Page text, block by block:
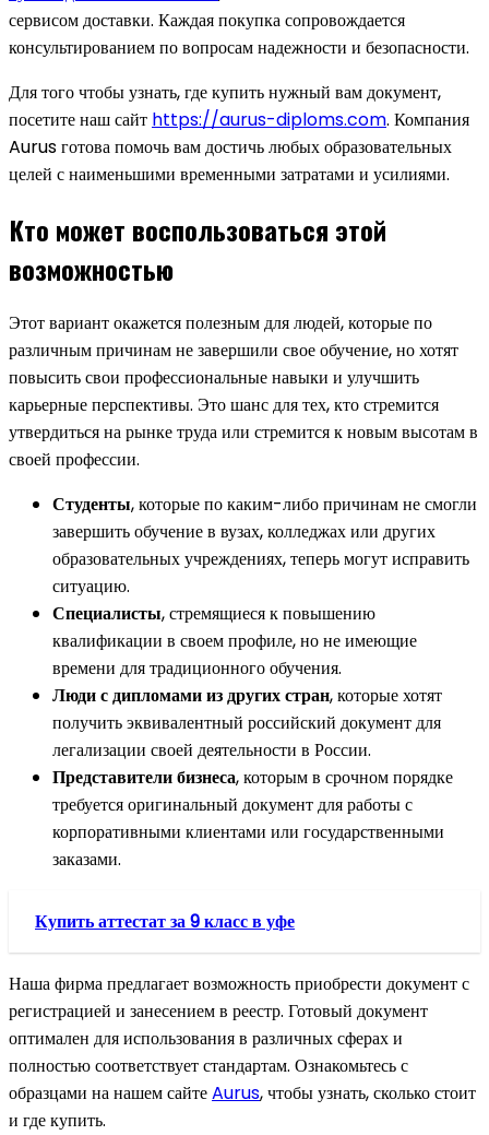
сервисом доставки. Каждая покупка сопровождается
консультированием по вопросам надежности и безопасности.
Для того чтобы узнать, где купить нужный вам документ,
посетите наш сайт https://aurus-diploms.com. Компания
Aurus готова помочь вам достичь любых образовательных
целей с наименьшими временными затратами и усилиями.
Кто может воспользоваться этой
возможностью
Этот вариант окажется полезным для людей, которые по
различным причинам не завершили свое обучение, но хотят
повысить свои профессиональные навыки и улучшить
карьерные перспективы. Это шанс для тех, кто стремится
утвердиться на рынке труда или стремится к новым высотам в
своей профессии.
Студенты, которые по каким-либо причинам не смогли
завершить обучение в вузах, колледжах или других
образовательных учреждениях, теперь могут исправить
ситуацию.
Специалисты, стремящиеся к повышению
квалификации в своем профиле, но не имеющие
времени для традиционного обучения.
Люди с дипломами из других стран, которые хотят
получить эквивалентный российский документ для
легализации своей деятельности в России.
Представители бизнеса, которым в срочном порядке
требуется оригинальный документ для работы с
корпоративными клиентами или государственными
заказами.
Купить аттестат за 9 класс в уфе
Наша фирма предлагает возможность приобрести документ с
регистрацией и занесением в реестр. Готовый документ
оптимален для использования в различных сферах и
полностью соответствует стандартам. Ознакомьтесь с
образцами на нашем сайтеAurus, чтобы узнать, сколько стоит
и где купить.